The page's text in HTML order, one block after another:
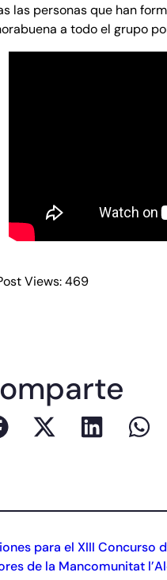
las personas que han
a todo el grupo
Views: 469
para el XIII Concurso
de la Mancomunitat